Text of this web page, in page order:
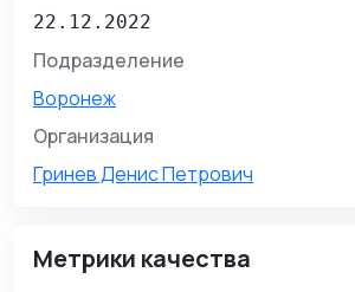
22.12.2022
Подразделение
Воронеж
Организация
Гринев Денис Петрович
Метрики качества